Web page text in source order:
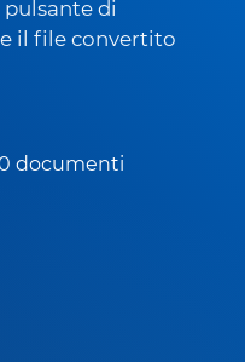
pulsante di
il file convertito
documenti